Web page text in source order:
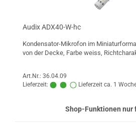
Audix ADX40-W-hc
Kondensator-Mikrofon im
von der Decke, Farbe weiss,
Art.Nr.: 36.04.09
Lieferzeit:
Lieferzeit ca. 1
Shop-Funktionen nur